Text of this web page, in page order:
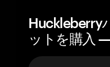
Huckleberry
ットを購入